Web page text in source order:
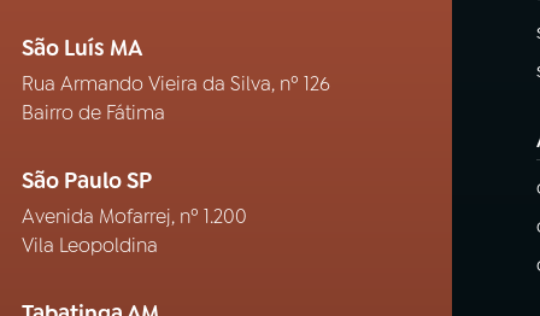
São Luís MA
Rua Armando Vieira da Silva, nº 126
Bairro de Fátima
São Paulo SP
Avenida Mofarrej, nº 1.200
Vila Leopoldina